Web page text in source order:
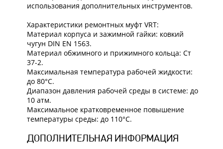
использования дополнительных инструментов.
Характеристики ремонтных муфт VRT:
Материал корпуса и зажимной гайки: ковкий
чугун DIN EN 1563.
Материал обжимного и прижимного кольца: Ст
37-2.
Максимальная температура рабочей жидкости:
до 80°C.
Диапазон давления рабочей среды в системе: до
10 атм.
Максимальное кратковременное повышение
температуры среды: до 110°C.
ДОПОЛНИТЕЛЬНАЯ ИНФОРМАЦИЯ